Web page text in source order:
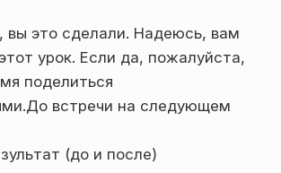
вы это сделали. Надеюсь, вам
урок. Если да, пожалуйста,
поделиться
встречи на следующем
(до и после)